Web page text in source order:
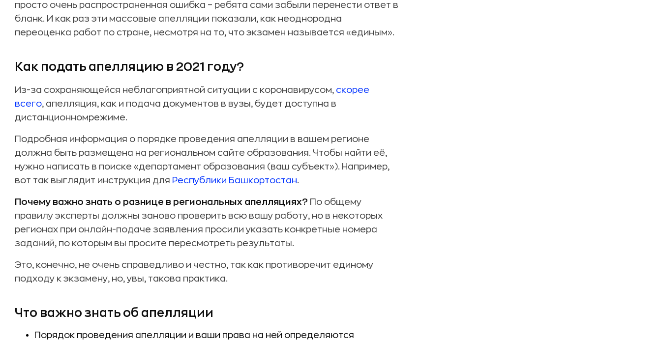
просто очень распространенная ошибка – ребята сами забыли перенести ответ в
бланк. И как раз эти массовые апелляции показали, как неоднородна
переоценка работ по стране, несмотря на то, что экзамен называется «единым».
Как подать апелляцию в 2021 году?
Из-за сохраняющейся неблагоприятной ситуации с коронавирусом, скорее
всего, апелляция, как и подача документов в вузы, будет доступна в
дистанционномрежиме.
Подробная информация о порядке проведения апелляции в вашем регионе
должна быть размещена на региональном сайте образования. Чтобы найти её,
нужно написать в поиске «департамент образования (ваш субъект»). Например,
вот так выглядит инструкция для Республики Башкортостан.
Почему важно знать о разнице в региональных апелляциях? По общему
правилу эксперты должны заново проверить всю вашу работу, но в некоторых
регионах при онлайн-подаче заявления просили указать конкретные номера
заданий, по которым вы просите пересмотреть результаты.
Это, конечно, не очень справедливо и честно, так как противоречит единому
подходу к экзамену, но, увы, такова практика.
Что важно знать об апелляции
Порядок проведения апелляции и ваши права на ней определяются